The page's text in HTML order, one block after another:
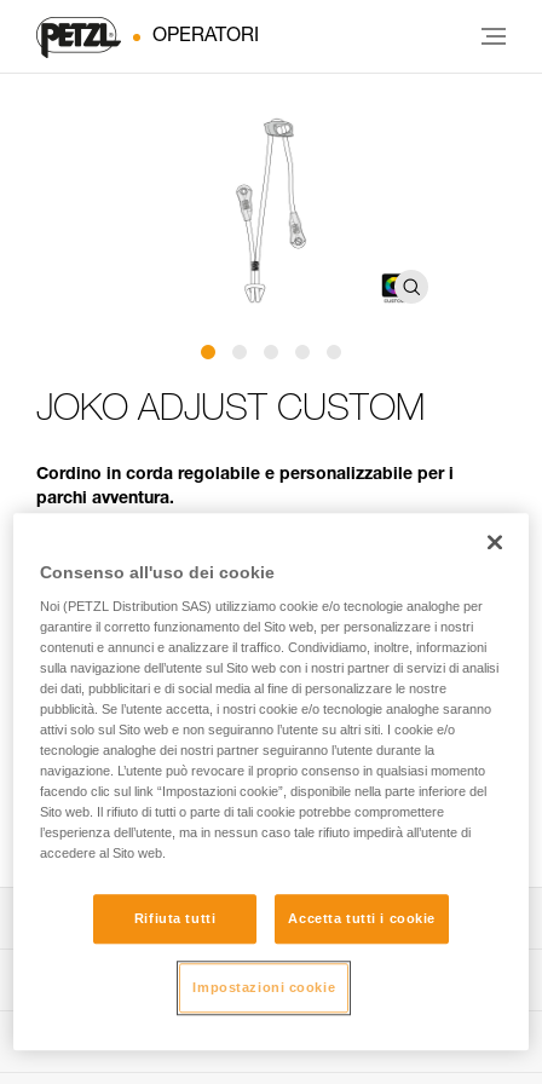
OPERATORI
JOKO ADJUST CUSTOM
Cordino in corda regolabile e personalizzabile per i
parchi avventura.
Dotato di un bloccante ADJUST, JOKO ADJUST CUSTOM è
un cordino in corda regolabile e interamente
utilizzare, consente di collegare il dispositivo di collegamento
mobile all’imbracatura e può essere regolato secondo la
taglia dell’utilizzatore. Le sue estremità sono dotate di una
guaina in plastica che consente di proteggere le cuciture
dall’abrasione. Il servizio Petzl Custom consente di
personalizzare il cordino scegliendo la versione, singola o
doppia, il colore e la lunghezza. Offre la possibilità di
scegliere il tipo di terminazione e il tipo di collegamento
all’imbracatura. È possibile preinstallare delle carrucole
TRAC e dei connettori per una soluzione pronta all’uso.
Cordino in corda di facile utilizzo e resistente progettato
per i parchi avventura:
- consente di collegare il dispositivo di collegamento
Specifiche tecniche
Consenso all'uso dei cookie
Noi (PETZL Distribution SAS) utilizziamo cookie e/o tecnologie analoghe per
garantire il corretto funzionamento del Sito web, per personalizzare i nostri
contenuti e annunci e analizzare il traffico. Condividiamo, inoltre, informazioni
sulla navigazione dell’utente sul Sito web con i nostri partner di servizi di analisi
dei dati, pubblicitari e di social media al fine di personalizzare le nostre
pubblicità. Se l’utente accetta, i nostri cookie e/o tecnologie analoghe saranno
attivi solo sul Sito web e non seguiranno l’utente su altri siti. I cookie e/o
tecnologie analoghe dei nostri partner seguiranno l’utente durante la
navigazione. L’utente può revocare il proprio consenso in qualsiasi momento
facendo clic sul link “Impostazioni cookie”, disponibile nella parte inferiore del
Sito web. Il rifiuto di tutti o parte di tali cookie potrebbe compromettere
l’esperienza dell’utente, ma in nessun caso tale rifiuto impedirà all’utente di
accedere al Sito web.
Rifiuta tutti Accetta tutti i cookie
Impostazioni cookie